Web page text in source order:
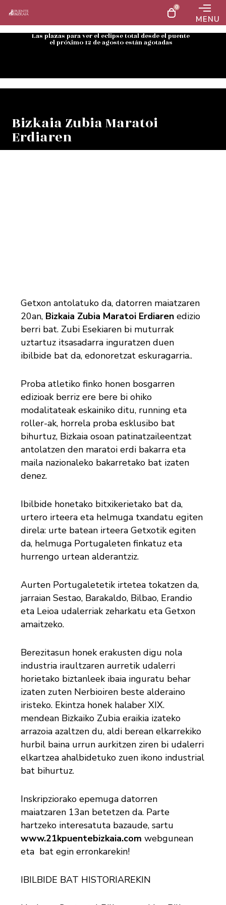
0
MENU
Las plazas para ver el eclipse total desde el puente
el próximo 12 de agosto están agotadas
Bizkaia Zubia Maratoi
Erdiaren
Getxon antolatuko da, datorren maiatzaren
20an, Bizkaia Zubia Maratoi Erdiaren edizio
berri bat. Zubi Esekiaren bi muturrak
uztartuz itsasadarra inguratzen duen
ibilbide bat da, edonoretzat eskuragarria..
Proba atletiko finko honen bosgarren
edizioak berriz ere bere bi ohiko
modalitateak eskainiko ditu, running eta
roller-ak, horrela proba esklusibo bat
bihurtuz, Bizkaia osoan patinatzaileentzat
antolatzen den maratoi erdi bakarra eta
maila nazionaleko bakarretako bat izaten
denez.
Ibilbide honetako bitxikerietako bat da,
urtero irteera eta helmuga txandatu egiten
direla: urte batean irteera Getxotik egiten
da, helmuga Portugaleten finkatuz eta
hurrengo urtean alderantziz.
Aurten Portugaletetik irtetea tokatzen da,
jarraian Sestao, Barakaldo, Bilbao, Erandio
eta Leioa udalerriak zeharkatu eta Getxon
amaitzeko.
Berezitasun honek erakusten digu nola
industria iraultzaren aurretik udalerri
horietako biztanleek ibaia inguratu behar
izaten zuten Nerbioiren beste alderaino
iristeko. Ekintza honek halaber XIX.
mendean Bizkaiko Zubia eraikia izateko
arrazoia azaltzen du, aldi berean elkarrekiko
hurbil baina urrun aurkitzen ziren bi udalerri
elkartzea ahalbidetuko zuen ikono industrial
bat bihurtuz.
Inskripziorako epemuga datorren
maiatzaren 13an betetzen da. Parte
hartzeko interesatuta bazaude, sartu
www.21kpuentebizkaia.com webgunean
eta bat egin erronkarekin!
IBILBIDE BAT HISTORIAREKIN